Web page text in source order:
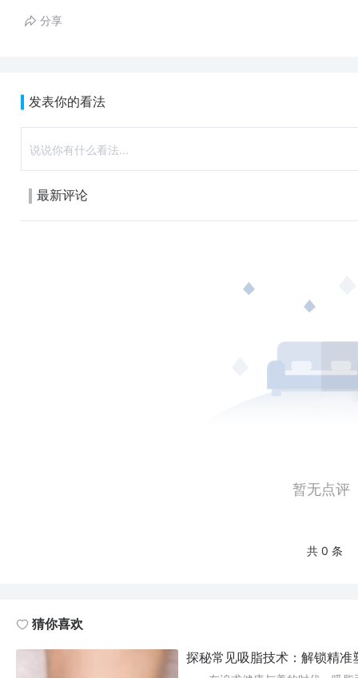
分享
发表你的看法
最新评论
暂无点评
共 0 条
猜你喜欢
探秘常见吸脂技术：解锁精准